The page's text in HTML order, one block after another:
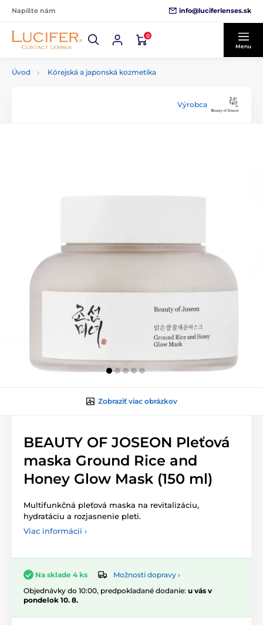
Napíšte nám info@luciferlenses.sk
0
Menu
Úvod Kórejská a japonská kozmetika
Výrobca
Zobraziť viac obrázkov
BEAUTY OF JOSEON Pleťová
maska Ground Rice and
Honey Glow Mask (150 ml)
Multifunkčná pleťová maska na revitalizáciu,
hydratáciu a rozjasnenie pleti.
Viac informácií ›
Na sklade 4 ks
Možnosti dopravy ›
Objednávky do 10:00, predpokladané dodanie: u vás v
pondelok 10. 8.